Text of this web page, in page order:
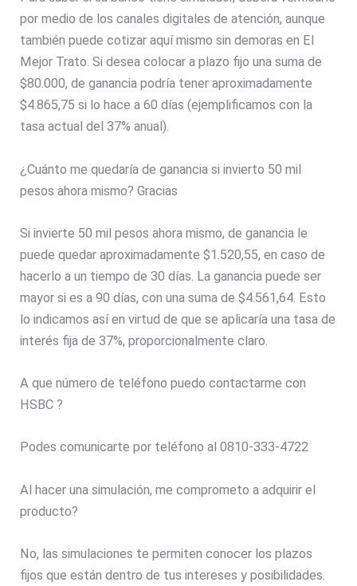
por medio de los canales digitales de atención, aunque
también puede cotizar aquí mismo sin demoras en El
Mejor Trato. Si desea colocar a plazo fijo una suma de
$80.000, de ganancia podría tener aproximadamente
$4.865,75 si lo hace a 60 días (ejemplificamos con la
tasa actual del 37% anual).
¿Cuánto me quedaría de ganancia si invierto 50 mil
pesos ahora mismo? Gracias
Si invierte 50 mil pesos ahora mismo, de ganancia le
puede quedar aproximadamente $1.520,55, en caso de
hacerlo a un tiempo de 30 días. La ganancia puede ser
mayor si es a 90 días, con una suma de $4.561,64. Esto
lo indicamos así en virtud de que se aplicaría una tasa de
interés fija de 37%, proporcionalmente claro.
A que número de teléfono puedo contactarme con
HSBC ?
Podes comunicarte por teléfono al 0810-333-4722
Al hacer una simulación, me comprometo a adquirir el
producto?
No, las simulaciones te permiten conocer los plazos
fijos que están dentro de tus intereses y posibilidades.